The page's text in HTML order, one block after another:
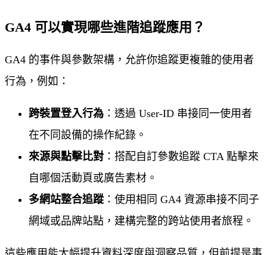
GA4 可以實現哪些進階追蹤應用？
GA4 的事件與參數架構，允許你追蹤更複雜的使用者
行為，例如：
跨裝置登入行為 ：透過 User-ID 串接同一使用者
在不同設備的操作紀錄。
來源與點擊比對 ：搭配自訂參數追蹤 CTA 點擊來
自哪個活動頁或廣告素材。
多網站整合追蹤：使用相同 GA4 資源串接不同子
網域或品牌站點，建構完整的跨站使用者旅程。